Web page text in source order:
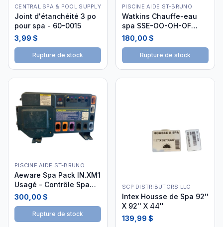
CENTRAL SPA & POOL SUPPLY
Joint d'étanchéité 3 po
pour spa - 60-0015
3,99 $
Rupture de stock
PISCINE AIDE ST-BRUNO
Watkins Chauffe-eau
spa SSE-OO-OH-OF
240V 5500W usagé
180,00 $
Rupture de stock
PISCINE AIDE ST-BRUNO
Aeware Spa Pack IN.XM1
Usagé - Contrôle Spa
IN.XM1
300,00 $
Rupture de stock
SCP DISTRIBUTORS LLC
Intex Housse de Spa 92''
X 92'' X 44''
139,99 $